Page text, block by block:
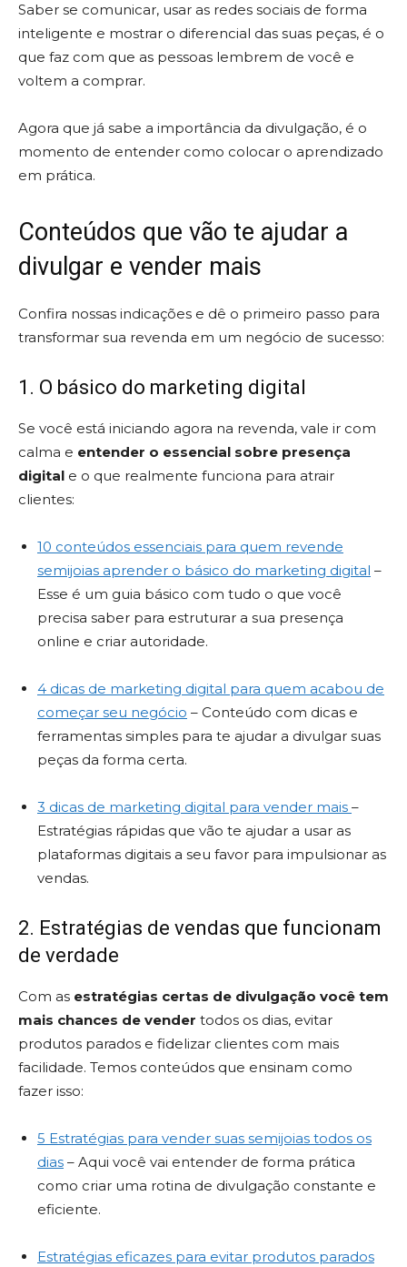
Saber se comunicar, usar as redes sociais de forma
inteligente e mostrar o diferencial das suas peças, é o
que faz com que as pessoas lembrem de você e
voltem a comprar.
Agora que já sabe a importância da divulgação, é o
momento de entender como colocar o aprendizado
em prática.
Conteúdos que vão te ajudar a
divulgar e vender mais
Confira nossas indicações e dê o primeiro passo para
transformar sua revenda em um negócio de sucesso:
1. O básico do marketing digital
Se você está iniciando agora na revenda, vale ir com
calma e entender o essencial sobre presença
digital e o que realmente funciona para atrair
clientes:
10 conteúdos essenciais para quem revende
semijoias aprender o básico do marketing digital –
Esse é um guia básico com tudo o que você
precisa saber para estruturar a sua presença
online e criar autoridade.
4 dicas de marketing digital para quem acabou de
começar seu negócio – Conteúdo com dicas e
ferramentas simples para te ajudar a divulgar suas
peças da forma certa.
3 dicas de marketing digital para vender mais –
Estratégias rápidas que vão te ajudar a usar as
plataformas digitais a seu favor para impulsionar as
vendas.
2. Estratégias de vendas que funcionam
de verdade
Com as estratégias certas de divulgação você tem
mais chances de vender todos os dias, evitar
produtos parados e fidelizar clientes com mais
facilidade. Temos conteúdos que ensinam como
fazer isso:
5 Estratégias para vender suas semijoias todos os
dias – Aqui você vai entender de forma prática
como criar uma rotina de divulgação constante e
eficiente.
Estratégias eficazes para evitar produtos parados